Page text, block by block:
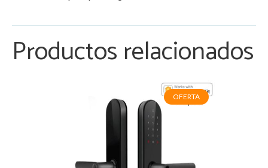
Productos relacionados
OFERTA